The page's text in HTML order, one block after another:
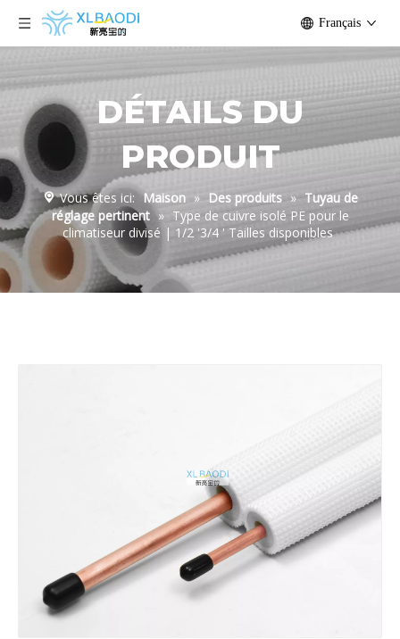
Français
DÉTAILS DU
PRODUIT
Vous êtes ici: Maison » Des produits » Tuyau de
réglage pertinent » Type de cuivre isolé PE pour le
climatiseur divisé | 1/2 '3/4 ' Tailles disponibles